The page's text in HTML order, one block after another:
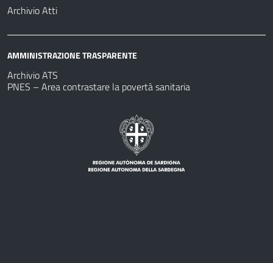
Archivio Atti
AMMINISTRAZIONE TRASPARENTE
Archivio ATS
PNES – Area contrastare la povertà sanitaria